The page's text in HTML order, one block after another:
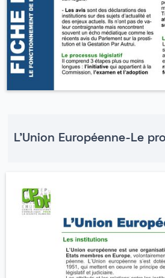
L'Union Européenne-Le